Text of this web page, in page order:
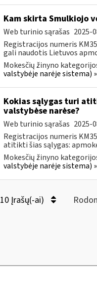
Kam skirta Smulkiojo
Web turinio sąrašas 2025-
Registracijos numeris
gali naudotis Lietuvos
Mokesčių žinyno
valstybėje narėje sistema)
Kokias sąlygas turi
valstybėse narėse?
Web turinio sąrašas 2025-
Registracijos numeris
atitikti šias sąlygas:
Mokesčių žinyno
valstybėje narėje sistema)
10 Įrašų(-ai)